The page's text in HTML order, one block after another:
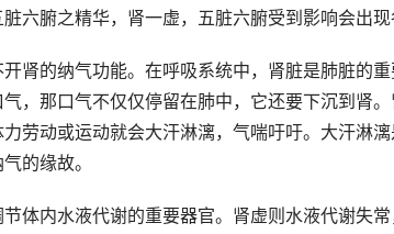
六腑之精华，肾一虚，五脏六腑受到影响会出现
肾的纳气功能。在呼吸系统中，肾脏是肺脏的
，那口气不仅仅停留在肺中，它还要下沉到肾
劳动或运动就会大汗淋漓，气喘吁吁。大汗淋
的缘故。
体内水液代谢的重要器官。肾虚则水液代谢失常